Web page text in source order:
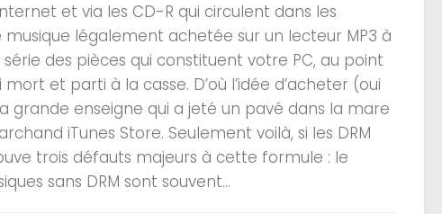
et via les CD-R qui circulent dans les
légalement achetée sur un lecteur MP3 à
des pièces qui constituent votre PC, au point
et parti à la casse. D’où l’idée d’acheter (oui
grande enseigne qui a jeté un pavé dans la mare
iTunes Store. Seulement voilà, si les DRM
trois défauts majeurs à cette formule : le
sans DRM sont souvent...